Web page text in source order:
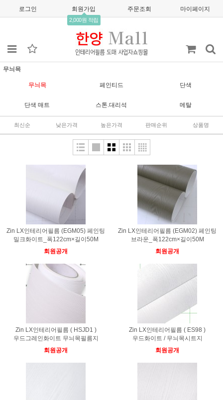
로그인 회원가입
2,000원 적립
주문조회 마이페이지
무늬목
무늬목 페인티드 단색
단색 매트 스톤.대리석 메탈
최신순 낮은가격 높은가격 판매순위 상품명
Zin LX인테리어필름 (EGM05) 페인팅
밀크화이트_폭122cm×길이50M
회원공개
Zin LX인테리어필름 (EGM02) 페인팅
브라운_폭122cm×길이50M
회원공개
Zin LX인테리어필름 ( HSJD1 )
우드그레인화이트 무늬목필름지
회원공개
Zin LX인테리어필름 ( ES98 )
우드화이트 / 무늬목시트지
회원공개